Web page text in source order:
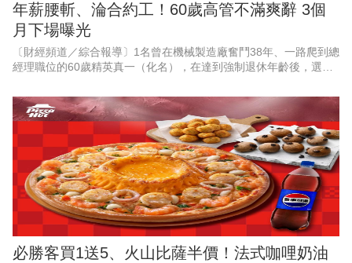
年薪腰斬、淪合約工！60歲高管不滿爽辭 3個
月下場曝光
〔財經頻道／綜合報導〕1名曾在機械製造廠奮鬥38年、一路爬到總
經理職位的60歲精英真一（化名），在達到強制退休年齡後，選擇
由人生。
必勝客買1送5、火山比薩半價！法式咖哩奶油